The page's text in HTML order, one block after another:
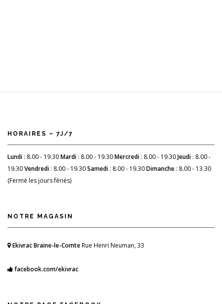
HORAIRES – 7J/7
Lundi : 8.00 - 19.30Mardi : 8.00 - 19.30Mercredi : 8.00 - 19.30Jeudi : 8.00 -
19.30Vendredi : 8.00 - 19.30Samedi : 8.00 - 19.30Dimanche : 8.00 - 13.30
(Fermé les jours fériés)
NOTRE MAGASIN
Ekivrac Braine-le-ComteRue Henri Neuman, 33
facebook.com/ekivrac